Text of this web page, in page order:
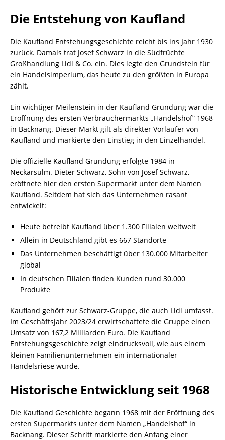
Die Entstehung von Kaufland
Die Kaufland Entstehungsgeschichte reicht bis ins Jahr 1930
zurück. Damals trat Josef Schwarz in die Südfrüchte
Großhandlung Lidl & Co. ein. Dies legte den Grundstein für
ein Handelsimperium, das heute zu den größten in Europa
zählt.
Ein wichtiger Meilenstein in der Kaufland Gründung war die
Eröffnung des ersten Verbrauchermarkts „Handelshof“ 1968
in Backnang. Dieser Markt gilt als direkter Vorläufer von
Kaufland und markierte den Einstieg in den Einzelhandel.
Die offizielle Kaufland Gründung erfolgte 1984 in
Neckarsulm. Dieter Schwarz, Sohn von Josef Schwarz,
eröffnete hier den ersten Supermarkt unter dem Namen
Kaufland. Seitdem hat sich das Unternehmen rasant
entwickelt:
Heute betreibt Kaufland über 1.300 Filialen weltweit
Allein in Deutschland gibt es 667 Standorte
Das Unternehmen beschäftigt über 130.000 Mitarbeiter
global
In deutschen Filialen finden Kunden rund 30.000
Produkte
Kaufland gehört zur Schwarz-Gruppe, die auch Lidl umfasst.
Im Geschäftsjahr 2023/24 erwirtschaftete die Gruppe einen
Umsatz von 167,2 Milliarden Euro. Die Kaufland
Entstehungsgeschichte zeigt eindrucksvoll, wie aus einem
kleinen Familienunternehmen ein internationaler
Handelsriese wurde.
Historische Entwicklung seit 1968
Die Kaufland Geschichte begann 1968 mit der Eröffnung des
ersten Supermarkts unter dem Namen „Handelshof“ in
Backnang. Dieser Schritt markierte den Anfang einer